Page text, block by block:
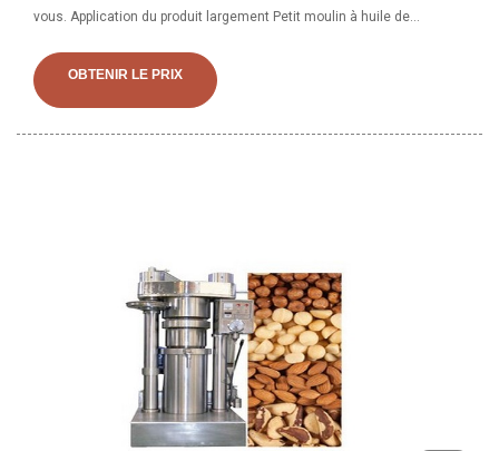
vous. Application du produit largement Petit moulin à huile de
soja La petite moutarde
OBTENIR LE PRIX